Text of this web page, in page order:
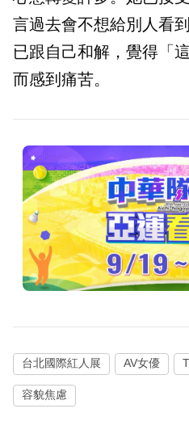
言過去會不想給別人看
已跟自己和解，覺得「
而感到痛苦。
台北國際紅人展 AV女優
容貌焦慮